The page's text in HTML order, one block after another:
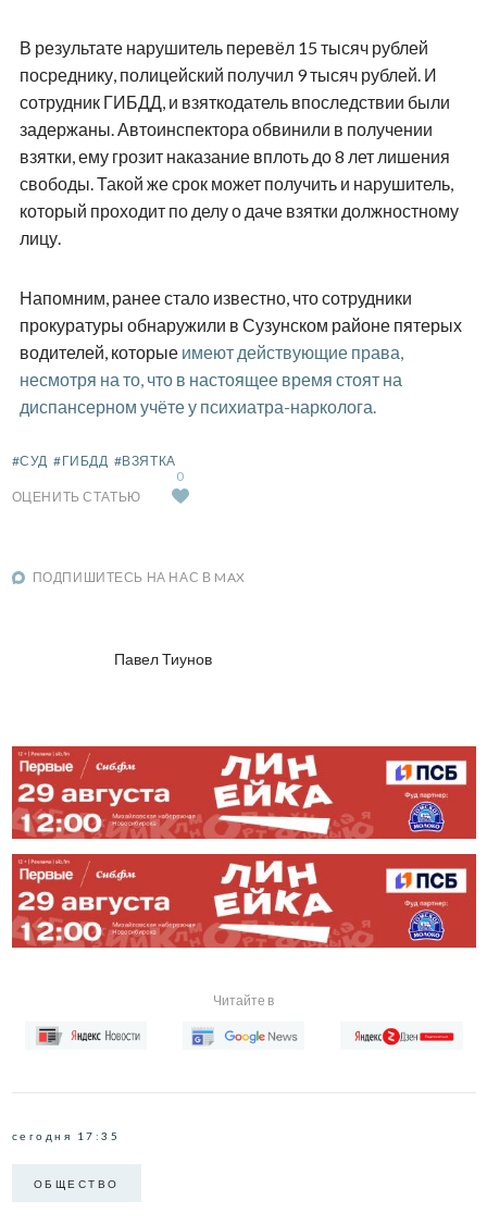
В результате нарушитель перевёл 15 тысяч рублей
посреднику, полицейский получил 9 тысяч рублей. И
сотрудник ГИБДД, и взяткодатель впоследствии были
задержаны. Автоинспектора обвинили в получении
взятки, ему грозит наказание вплоть до 8 лет лишения
свободы. Такой же срок может получить и нарушитель,
который проходит по делу о даче взятки должностному
лицу.
Напомним, ранее стало известно, что сотрудники
прокуратуры обнаружили в Сузунском районе пятерых
водителей, которые имеют действующие права,
несмотря на то, что в настоящее время стоят на
диспансерном учёте у психиатра-нарколога.
#СУД #ГИБДД #ВЗЯТКА
ОЦЕНИТЬ СТАТЬЮ
0
ПОДПИШИТЕСЬ НА НАС В MAX
Павел Тиунов
Читайте в
сегодня 17:35
ОБЩЕСТВО